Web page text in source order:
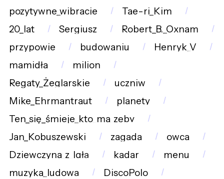
pozytywne_wibracje
Tae-ri_Kim
20_lat
Sergiusz
Robert_B._Oxnam
przypowie
budowaniu
Henryk_V
mamidła
milion
Regaty_Żeglarskie
uczniw
Mike_Ehrmantraut
planety
Ten_się_śmieje_kto_ma_zęby
Jan_Kobuszewski
zagada
owca
Dziewczyna_z_Igłą
kadar
menu
muzyka_ludowa
DiscoPolo